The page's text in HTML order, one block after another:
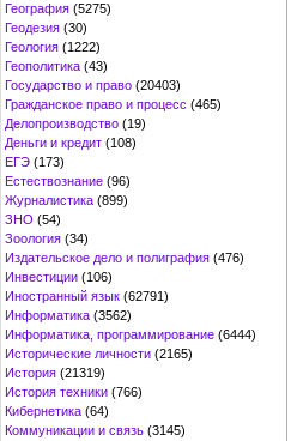
География (5275)
Геодезия (30)
Геология (1222)
Геополитика (43)
Государство и право (20403)
Гражданское право и процесс (465)
Делопроизводство (19)
Деньги и кредит (108)
ЕГЭ (173)
Естествознание (96)
Журналистика (899)
ЗНО (54)
Зоология (34)
Издательское дело и полиграфия (476)
Инвестиции (106)
Иностранный язык (62791)
Информатика (3562)
Информатика, программирование (6444)
Исторические личности (2165)
История (21319)
История техники (766)
Кибернетика (64)
Коммуникации и связь (3145)